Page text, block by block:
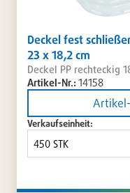
Deckel fest
23 x 18,2 cm
Deckel PP rechteckig
Artikel-Nr.:14158
Verkaufseinheit: